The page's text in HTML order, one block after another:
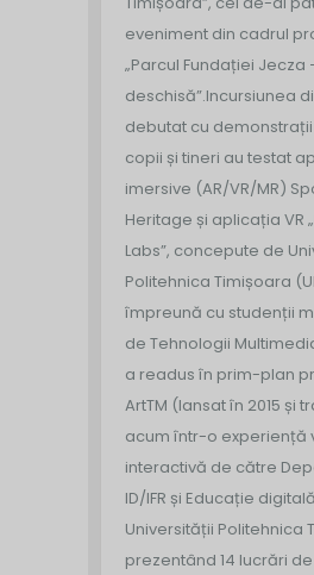
eveniment din cadrul
„Parcul Fundației Jecza
deschisă”.Incursiunea
debutat cu
copii și tineri au testat
imersive (AR/VR/MR)
Heritage și aplicația VR
Labs”, concepute de
Politehnica Timișoara
împreună cu studenții
de Tehnologii
a readus în prim-plan
ArtTM (lansat în 2015 și
acum într-o experiență
interactivă de către
ID/IFR și Educație
Universității Politehnica
prezentând 14 lucrări